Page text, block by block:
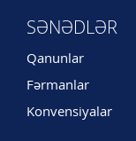
SƏNƏDLƏR
Qanunlar
Fərmanlar
Konvensiyalar